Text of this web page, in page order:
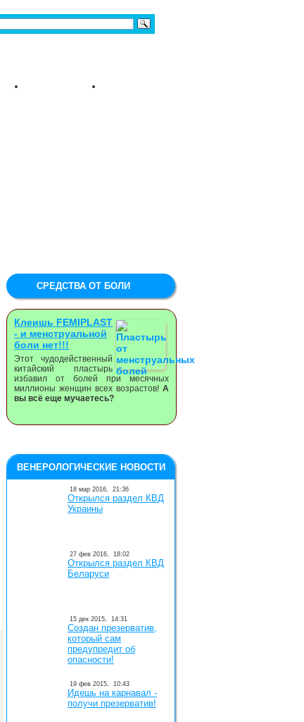
СРЕДСТВА ОТ БОЛИ
Клеишь FEMIPLAST
- и менструальной
боли нет!!!
Этот чудодейственный
китайский пластырь
избавил от болей при месячных
миллионы женщин всех возрастов! А
вы всё еще мучаетесь?
ВЕНЕРОЛОГИЧЕСКИЕ НОВОСТИ
18 мар 2016, 21:36
Открылся раздел КВД
Украины
27 фев 2016, 18:02
Открылся раздел КВД
Беларуси
15 дек 2015, 14:31
Создан презерватив,
который сам
предупредит об
опасности!
19 фев 2015, 10:43
Идешь на карнавал -
получи презерватив!